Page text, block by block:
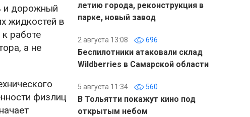
и дорожный
жидкостей в
работе
а не
физлиц
летию города, реконструкция в
парке, новый завод
2 августа 13:08 696
Беспилотники атаковали склад
Wildberries в Самарской области
5 августа 11:34 560
В Тольятти покажут кино под
открытым небом